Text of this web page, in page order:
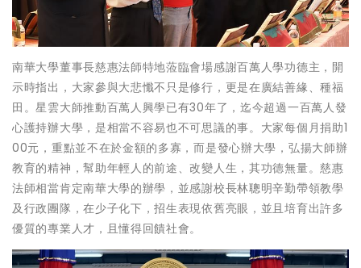
南華大學董事長慈惠法師特地蒞臨會場感謝百萬人學功德主，開
示時指出，大家參與大悲懺不只是修行，更是在廣結善緣、種福
田。星雲大師推動百萬人興學已有30年了，迄今超過一百萬人發
心護持辦大學，是相當不容易也不可思議的事。大家每個月捐助1
00元，重點並不在於金額的多寡，而是發心辦大學，弘揚大師辦
教育的精神，幫助年輕人的前途、改變人生，其功德無量。慈惠
法師相當肯定南華大學的辦學，並感謝校長林聰明辛勤帶領教學
及行政團隊，在少子化下，招生表現依舊亮眼，並且培育出許多
優質的專業人才，且懂得回饋社會。